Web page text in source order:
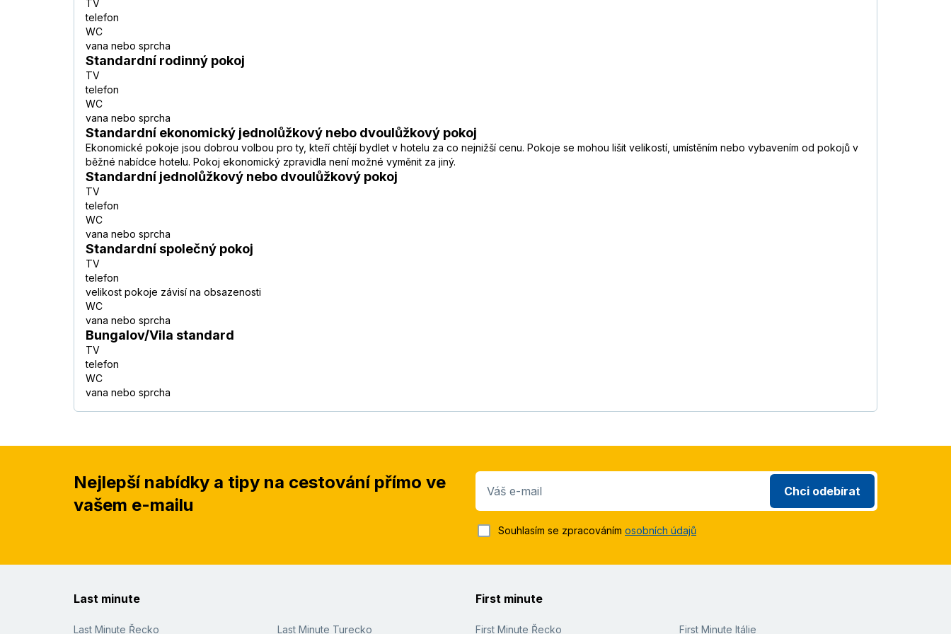
TV
telefon
WC
vana nebo sprcha
Standardní rodinný pokoj
TV
telefon
WC
vana nebo sprcha
Standardní ekonomický jednolůžkový nebo dvoulůžkový pokoj
Ekonomické pokoje jsou dobrou volbou pro ty, kteří chtějí bydlet v hotelu za co nejnižší cenu. Pokoje se mohou lišit velikostí, umístěním nebo vybavením od pokojů v
běžné nabídce hotelu. Pokoj ekonomický zpravidla není možné vyměnit za jiný.
Standardní jednolůžkový nebo dvoulůžkový pokoj
TV
telefon
WC
vana nebo sprcha
Standardní společný pokoj
TV
telefon
velikost pokoje závisí na obsazenosti
WC
vana nebo sprcha
Bungalov/Vila standard
TV
telefon
WC
vana nebo sprcha
Nejlepší nabídky a tipy na cestování přímo ve
vašem e-mailu
Váš e-mail Chci odebírat
Souhlasím se zpracováním osobních údajů
Last minute
Last Minute Řecko Last Minute Turecko
First minute
First Minute Řecko First Minute Itálie